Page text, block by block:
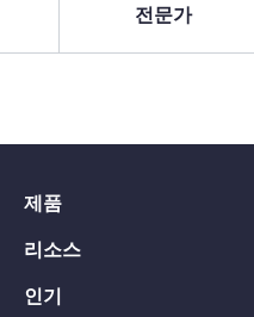
전문가
제품
PC용 VPN
Chrome용 VPN
리소스
VPN이란?
인기